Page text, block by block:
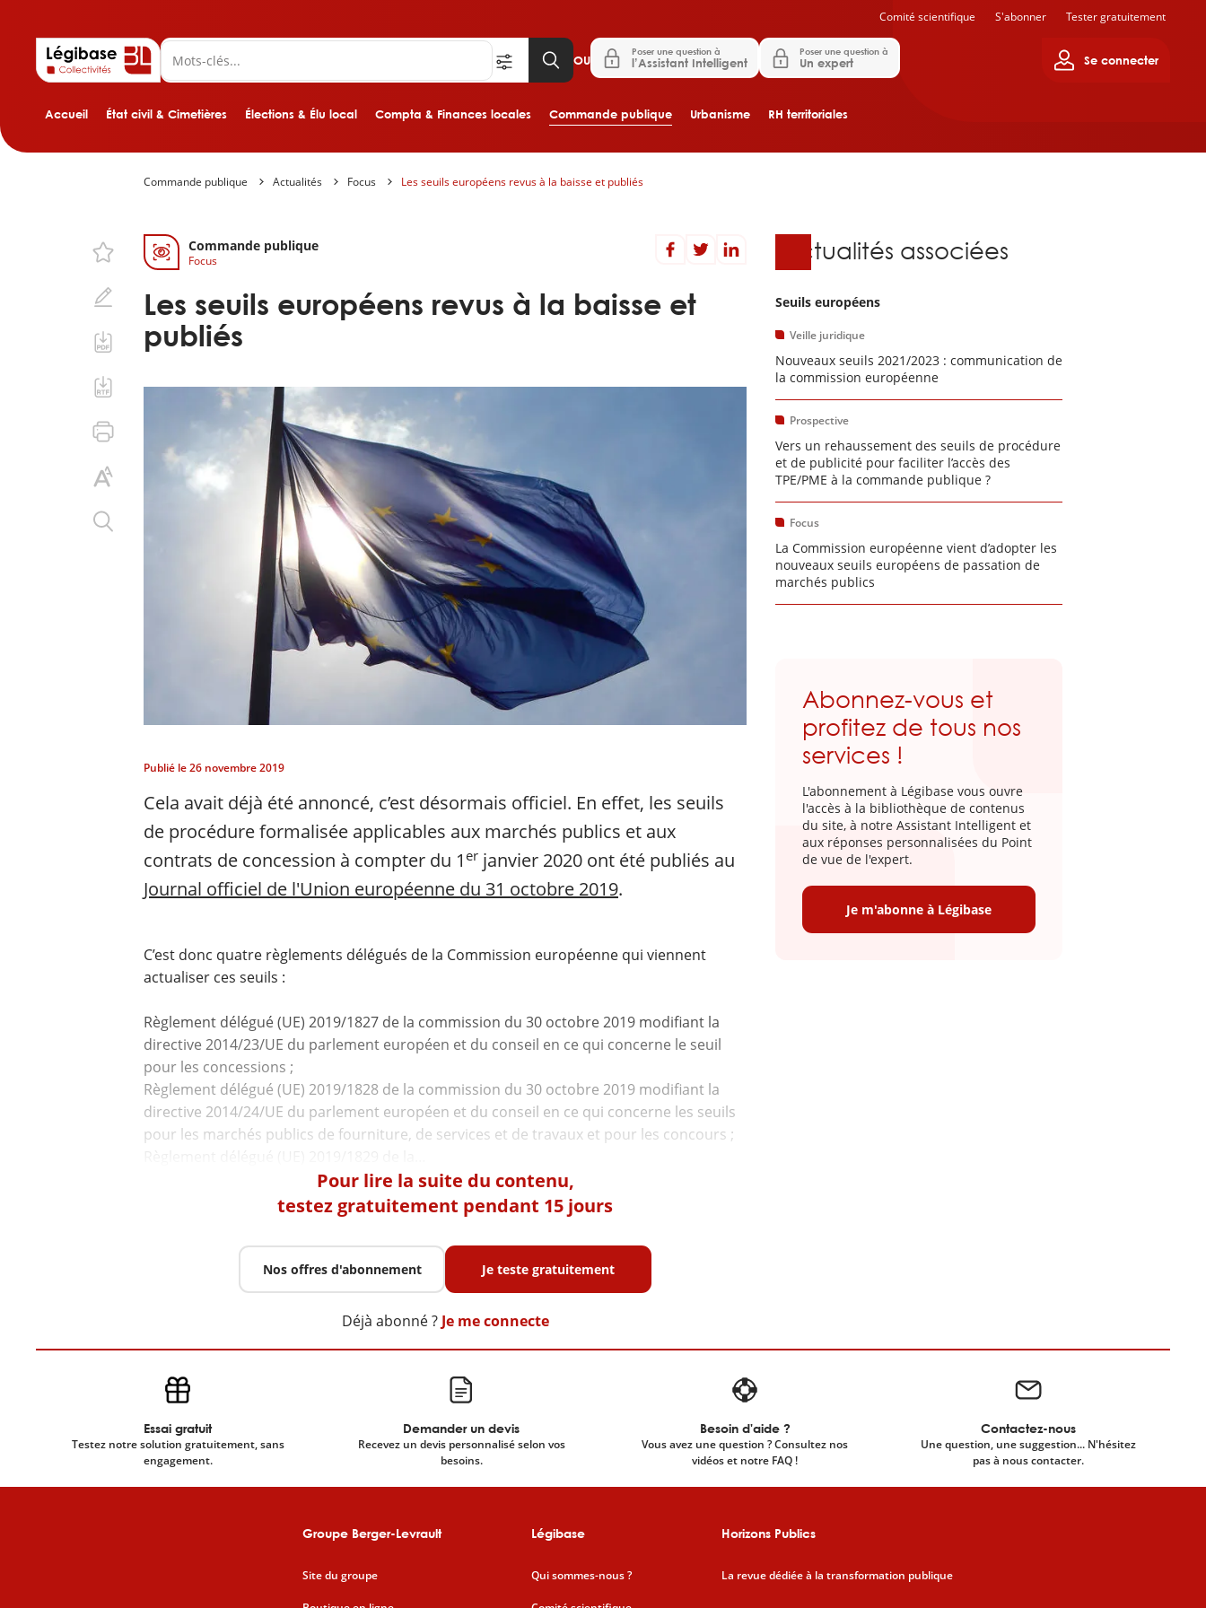
Aller au contenu principal
Accueil État civil & Cimetières Élections & Élu local Compta & Finances locales Commande publique Urbanisme RH territoriales
OU
Poser une question à
l’Assistant Intelligent
Poser une question à
Un expert Se connecter
Comité scientifique S'abonner Tester gratuitement
Commande publique Actualités Focus Les seuils européens revus à la baisse et publiés
Commande publique
Focus
Les seuils européens revus à la baisse et
publiés
Publié le26 novembre 2019
Cela avait déjà été annoncé, c’est désormais officiel. En effet, les seuils
de procédure formalisée applicables aux marchés publics et aux
contrats de concession à compter du 1 er janvier 2020 ont été publiés au
Journal officiel de l'Union européenne du 31 octobre 2019.
C’est donc quatre règlements délégués de la Commission européenne qui viennent
actualiser ces seuils :
Règlement délégué (UE) 2019/1827 de la commission du 30 octobre 2019 modifiant la
directive 2014/23/UE du parlement européen et du conseil en ce qui concerne le seuil
pour les concessions ;
Règlement délégué (UE) 2019/1828 de la commission du 30 octobre 2019 modifiant la
directive 2014/24/UE du parlement européen et du conseil en ce qui concerne les seuils
pour les marchés publics de fourniture, de services et de travaux et pour les concours ;
Pour lire la suite du contenu,
testez gratuitement pendant 15 jours
Nos offres d'abonnement Je teste gratuitement
Déjà abonné ? Je me connecte
Actualités associées
Seuils européens
Veille juridique
Nouveaux seuils 2021/2023 : communication de
la commission européenne
Prospective
Vers un rehaussement des seuils de procédure
et de publicité pour faciliter l’accès des
TPE/PME à la commande publique ?
Focus
La Commission européenne vient d’adopter les
nouveaux seuils européens de passation de
marchés publics
Abonnez-vous et
profitez de tous nos
services !
L'abonnement à Légibase vous ouvre
l'accès à la bibliothèque de contenus
du site, à notre Assistant Intelligent et
aux réponses personnalisées du Point
de vue de l'expert.
Je m'abonne à Légibase
Essai gratuit
Testez notre solution gratuitement, sans
engagement.
Demander un devis
Recevez un devis personnalisé selon vos
besoins.
Besoin d'aide ?
Vous avez une question ? Consultez nos
vidéos et notre FAQ !
Contactez-nous
Une question, une suggestion... N'hésitez
pas à nous contacter.
Groupe Berger-Levrault
Site du groupe
Légibase
Qui sommes-nous ?
Horizons Publics
La revue dédiée à la transformation publique